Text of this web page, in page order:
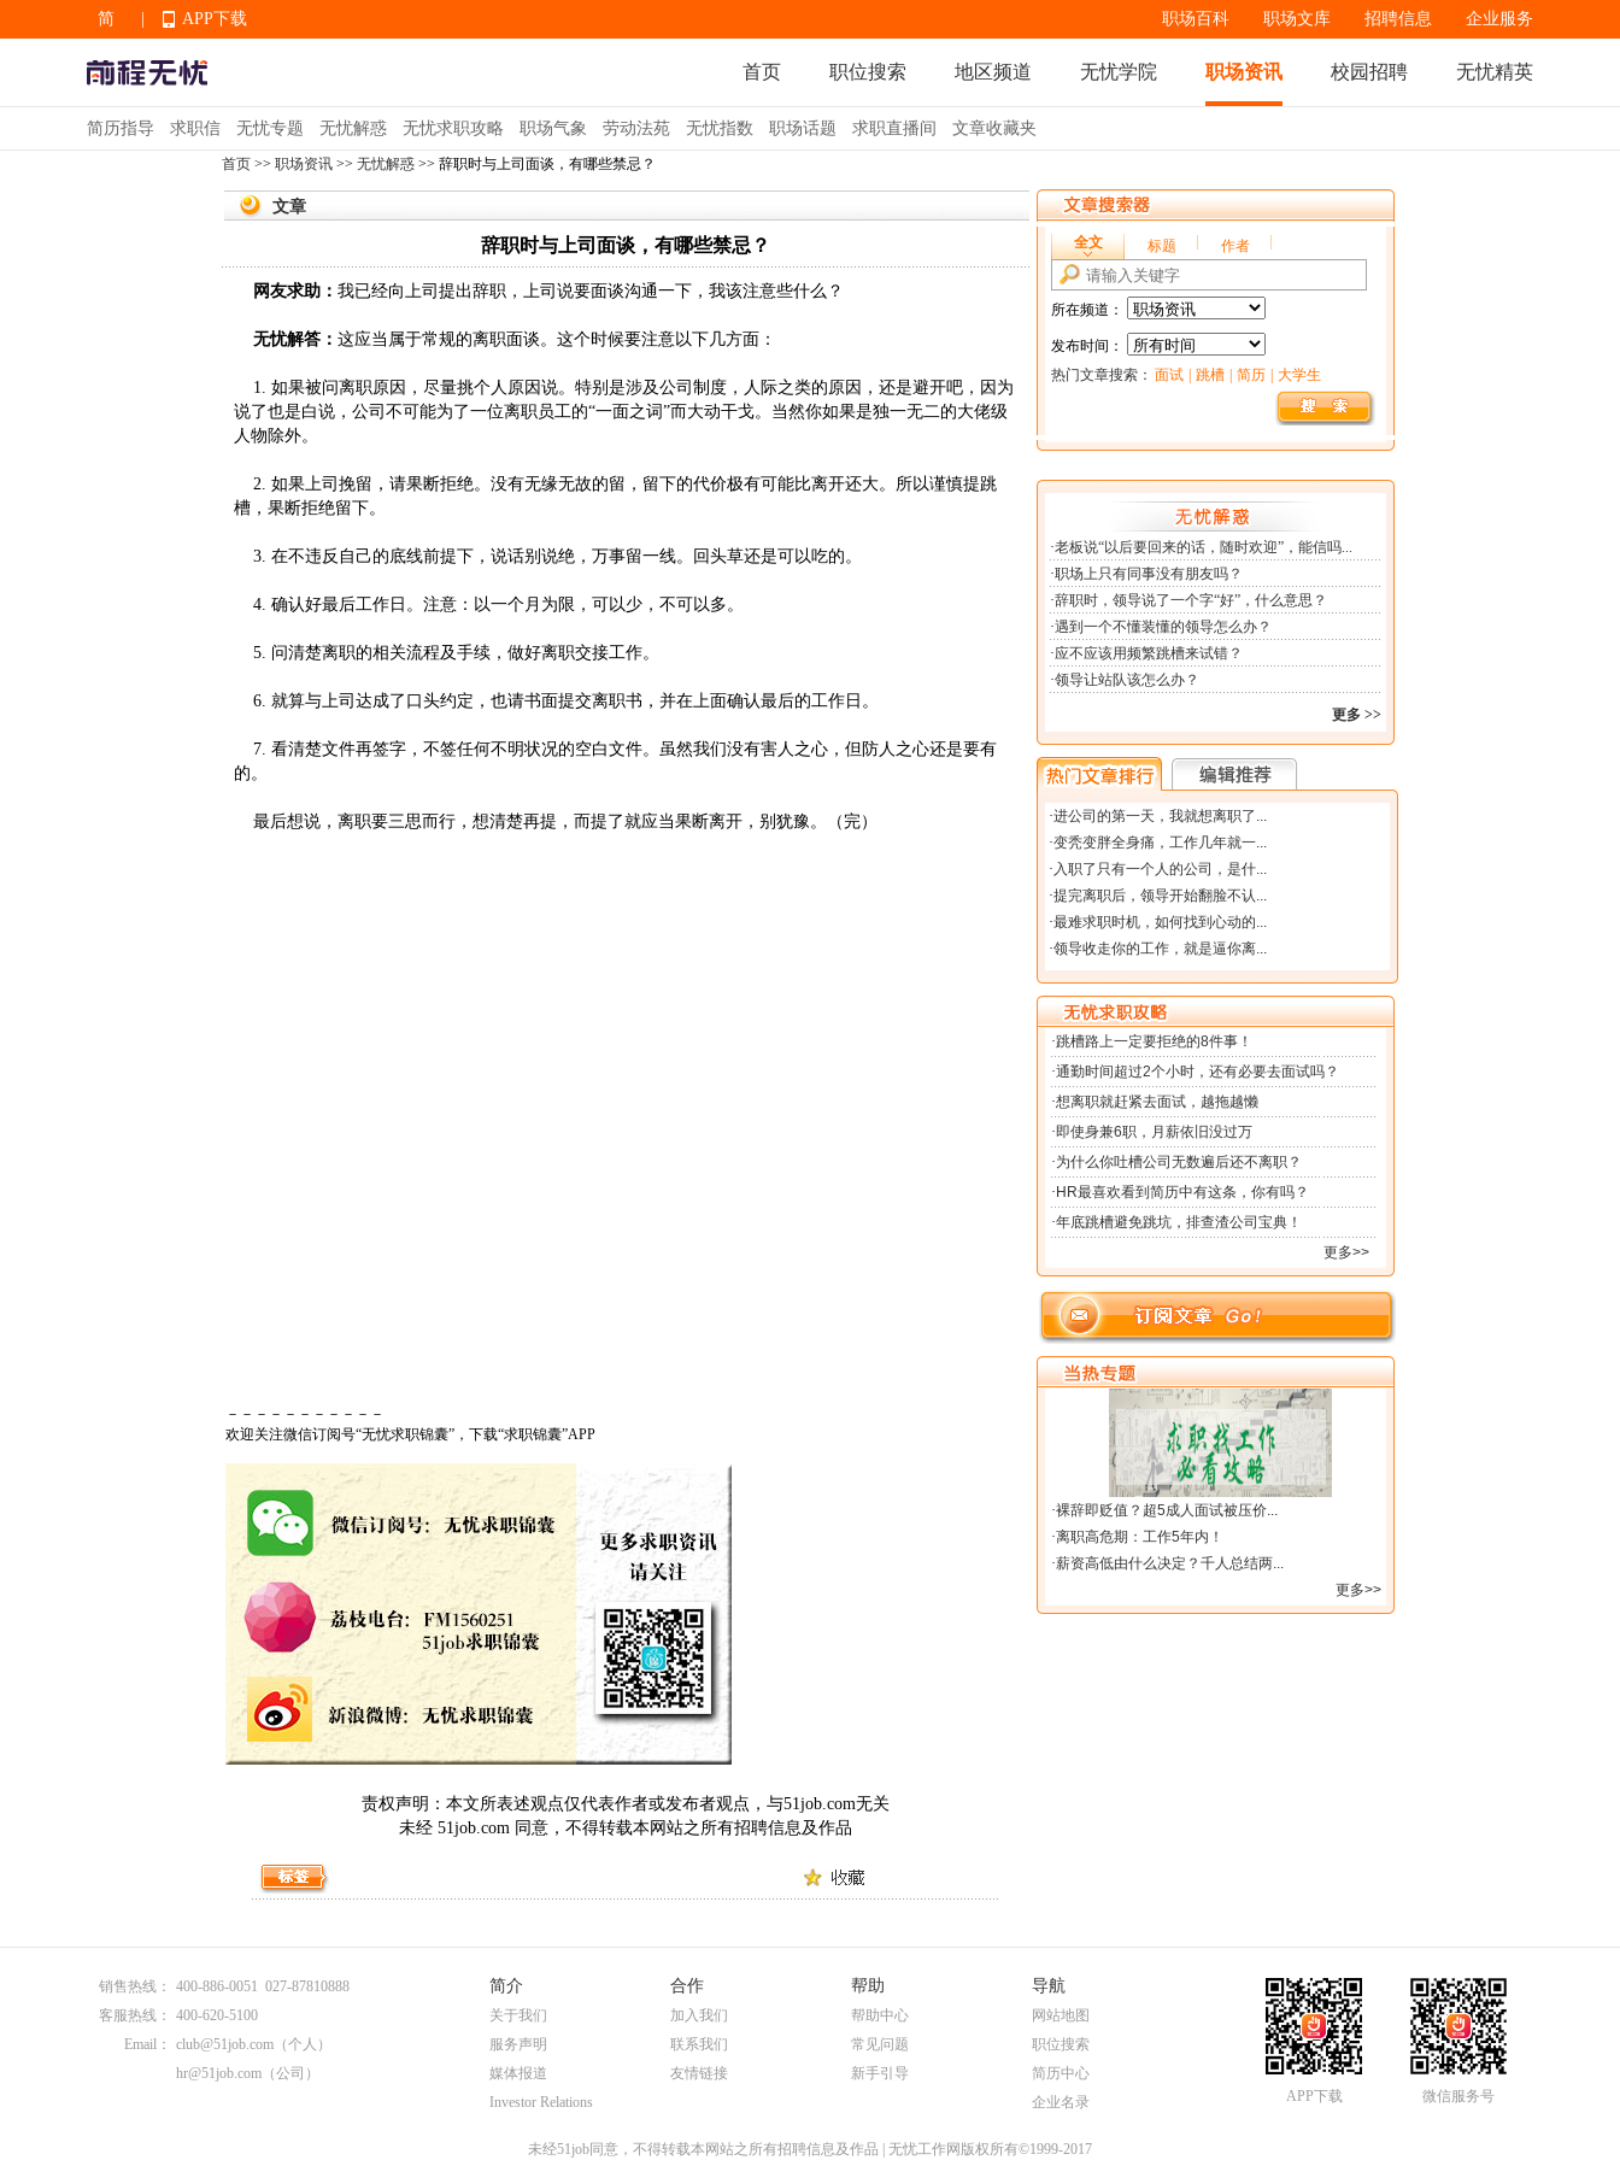
简
EN
APP下载
APP下载
职场百科 职场文库 招聘信息 企业服务
首页 职位搜索 地区频道 无忧学院 职场资讯 校园招聘 无忧精英
简历指导 求职信 无忧专题 无忧解惑 无忧求职攻略 职场气象 劳动法苑 无忧指数 职场话题 求职直播间 文章收藏夹
首页 >> 职场资讯 >> 无忧解惑 >> 辞职时与上司面谈，有哪些禁忌？
文章
辞职时与上司面谈，有哪些禁忌？
网友求助： 我已经向上司提出辞职，上司说要面谈沟通一下，我该注意些什么？
无忧解答： 这应当属于常规的离职面谈。这个时候要注意以下几方面：
1. 如果被问离职原因，尽量挑个人原因说。特别是涉及公司制度，人际之类的原因，还是避开吧，因为
说了也是白说，公司不可能为了一位离职员工的“一面之词”而大动干戈。当然你如果是独一无二的大佬级
人物除外。
2. 如果上司挽留，请果断拒绝。没有无缘无故的留，留下的代价极有可能比离开还大。所以谨慎提跳
槽，果断拒绝留下。
3. 在不违反自己的底线前提下，说话别说绝，万事留一线。回头草还是可以吃的。
4. 确认好最后工作日。注意：以一个月为限，可以少，不可以多。
5. 问清楚离职的相关流程及手续，做好离职交接工作。
6. 就算与上司达成了口头约定，也请书面提交离职书，并在上面确认最后的工作日。
7. 看清楚文件再签字，不签任何不明状况的空白文件。虽然我们没有害人之心，但防人之心还是要有
的。
最后想说，离职要三思而行，想清楚再提，而提了就应当果断离开，别犹豫。（完）
－－－－－－－－－－－
欢迎关注微信订阅号“无忧求职锦囊”，下载“求职锦囊”APP
责权声明：本文所表述观点仅代表作者或发布者观点，与51job.com无关
未经 51job.com 同意，不得转载本网站之所有招聘信息及作品
销售热线：
400-886-0051 027-87810888
客服热线：
400-620-5100
Email：
club@51job.com （个人）
hr@51job.com （公司）
简介
关于我们
服务声明
媒体报道
Investor Relations
合作
加入我们
联系我们
友情链接
帮助
帮助中心
常见问题
新手引导
导航
网站地图
职位搜索
简历中心
企业名录
APP下载 微信服务号
未经51job同意，不得转载本网站之所有招聘信息及作品 | 无忧工作网版权所有©1999-2017